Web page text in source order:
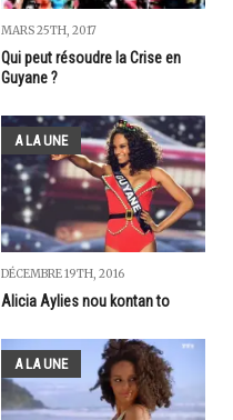
MARS 25TH, 2017
Qui peut résoudre la Crise en
Guyane ?
A LA UNE
DÉCEMBRE 19TH, 2016
Alicia Aylies nou kontan to
A LA UNE